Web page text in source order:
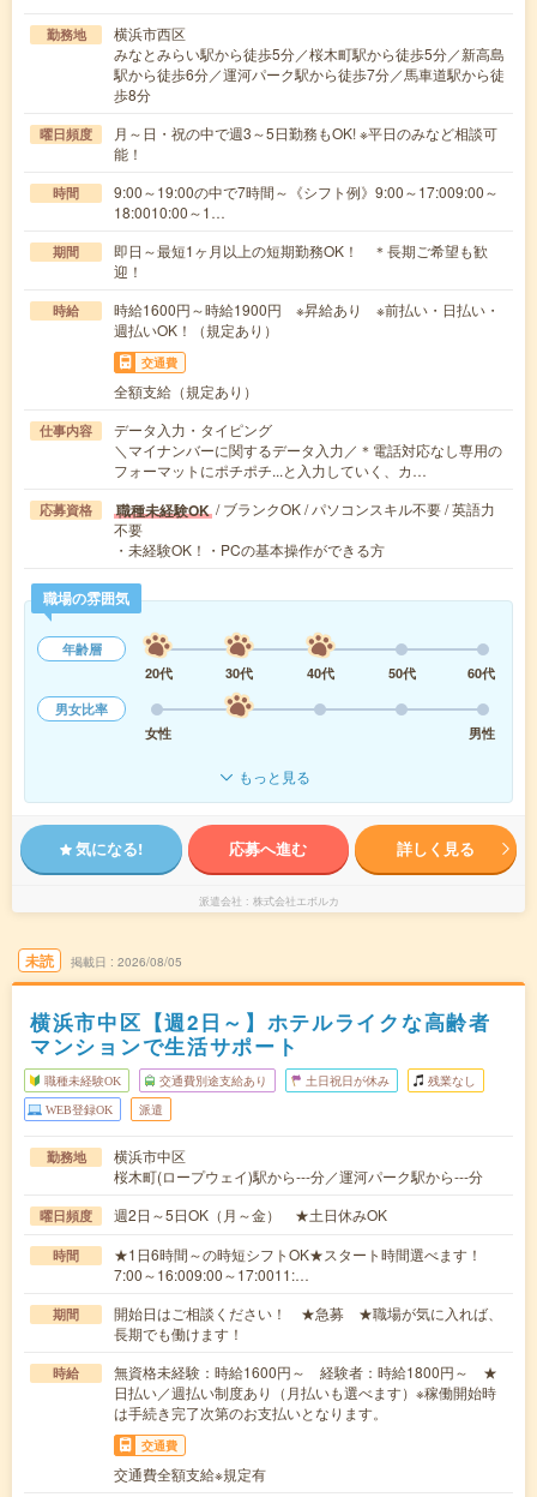
勤務地
横浜市西区
みなとみらい駅から徒歩5分／桜木町駅から徒歩5分／新高島
駅から徒歩6分／運河パーク駅から徒歩7分／馬車道駅から徒
歩8分
曜日頻度
月～日・祝の中で週3～5日勤務もOK! ※平日のみなど相談可
能！
時間
9:00～19:00の中で7時間～《シフト例》9:00～17:009:00～
18:0010:00～1…
期間
即日～最短1ヶ月以上の短期勤務OK！ ＊長期ご希望も歓
迎！
時給
時給1600円～時給1900円 ※昇給あり ※前払い・日払い・
週払いOK！（規定あり）
交通費
全額支給（規定あり）
仕事内容
データ入力・タイピング
＼マイナンバーに関するデータ入力／＊電話対応なし専用の
フォーマットにポチポチ...と入力していく、カ…
応募資格 職種未経験OK / ブランクOK / パソコンスキル不要 / 英語力
不要
・未経験OK！・PCの基本操作ができる方
職場の雰囲気
年齢層
20代
30代 40代 50代
60代
男女比率
女性
男性
もっと見る
気になる! 応募へ進む 詳しく見る
派遣会社 株式会社エボルカ
未読 掲載日 2026/08/05
横浜市中区【週2日～】ホテルライクな高齢者
マンションで生活サポート
職種未経験OK 交通費別途支給あり 土日祝日が休み 残業なし
WEB登録OK 派遣
勤務地
横浜市中区
桜木町(ロープウェイ)駅から---分／運河パーク駅から---分
曜日頻度 週2日～5日OK（月～金） ★土日休みOK
時間
★1日6時間～の時短シフトOK★スタート時間選べます！
7:00～16:009:00～17:0011:…
期間
開始日はご相談ください！ ★急募 ★職場が気に入れば、
長期でも働けます！
時給
無資格未経験：時給1600円～ 経験者：時給1800円～ ★
日払い／週払い制度あり（月払いも選べます）※稼働開始時
は手続き完了次第のお支払いとなります。
交通費
交通費全額支給※規定有